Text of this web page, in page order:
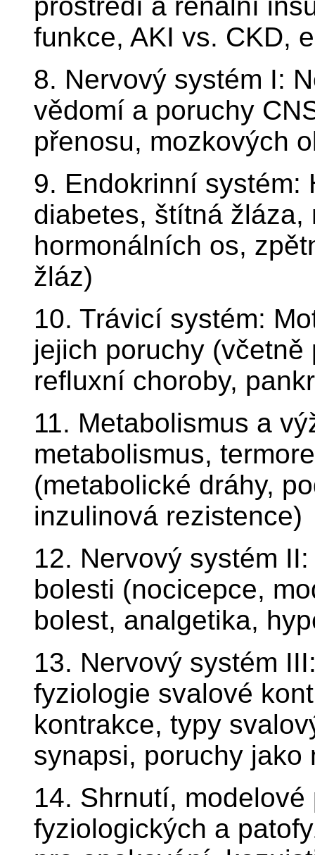
prostředí a renální
funkce, AKI vs. CKD,
8. Nervový systém I:
vědomí a poruchy
přenosu, mozkových
9. Endokrinní systém:
diabetes, štítná
hormonálních os,
žláz)
10. Trávicí systém:
jejich poruchy (včetně
refluxní choroby,
11. Metabolismus a
metabolismus,
(metabolické dráhy,
inzulinová rezistence)
12. Nervový systém
bolesti (nocicepce,
bolest, analgetika,
13. Nervový systém
fyziologie svalové
kontrakce, typy
synapsi, poruchy jako
14. Shrnutí,
fyziologických a